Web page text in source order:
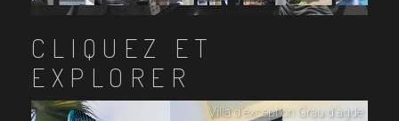
CLIQUEZ ET
EXPLORER